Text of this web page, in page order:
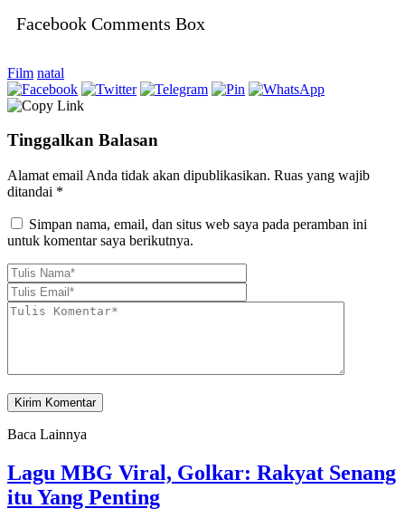
Facebook Comments Box
Film natal
Tinggalkan Balasan
Alamat email Anda tidak akan dipublikasikan. Ruas yang wajib
ditandai *
Simpan nama, email, dan situs web saya pada peramban ini
untuk komentar saya berikutnya.
Baca Lainnya
Lagu MBG Viral, Golkar: Rakyat Senang
itu Yang Penting